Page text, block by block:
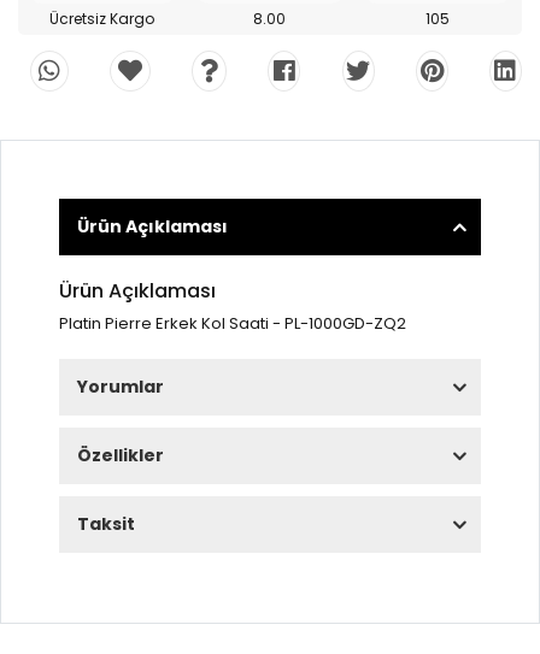
Ücretsiz Kargo 8.00 105
Ürün Açıklaması
Ürün Açıklaması
Platin Pierre Erkek Kol Saati - PL-1000GD-ZQ2
Yorumlar
Özellikler
Taksit